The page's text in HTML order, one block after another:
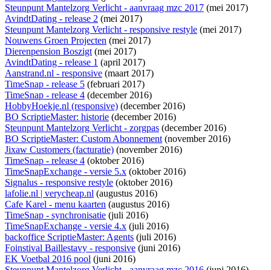
Steunpunt Mantelzorg Verlicht - aanvraag mzc 2017 (mei 2017)
AvindtDating - release 2 (mei 2017)
Steunpunt Mantelzorg Verlicht - responsive restyle (mei 2017)
Nouwens Groen Projecten (mei 2017)
Dierenpension Boszigt(mei 2017)
AvindtDating - release 1 (april 2017)
Aanstrand.nl - responsive (maart 2017)
TimeSnap - release 5 (februari 2017)
TimeSnap - release 4 (december 2016)
HobbyHoekje.nl (responsive) (december 2016)
BO ScriptieMaster: historie (december 2016)
Steunpunt Mantelzorg Verlicht - zorgpas (december 2016)
BO ScriptieMaster: Custom Abonnement(november 2016)
Jixaw Customers (facturatie) (november 2016)
TimeSnap - release 4 (oktober 2016)
TimeSnapExchange - versie 5.x (oktober 2016)
Signalus - responsive restyle (oktober 2016)
lafolie.nl | verycheap.nl (augustus 2016)
Cafe Karel - menu kaarten (augustus 2016)
TimeSnap - synchronisatie (juli 2016)
TimeSnapExchange - versie 4.x (juli 2016)
backoffice ScriptieMaster: Agents (juli 2016)
Foinstival Baillestavy - responsive (juni 2016)
EK Voetbal 2016 pool (juni 2016)